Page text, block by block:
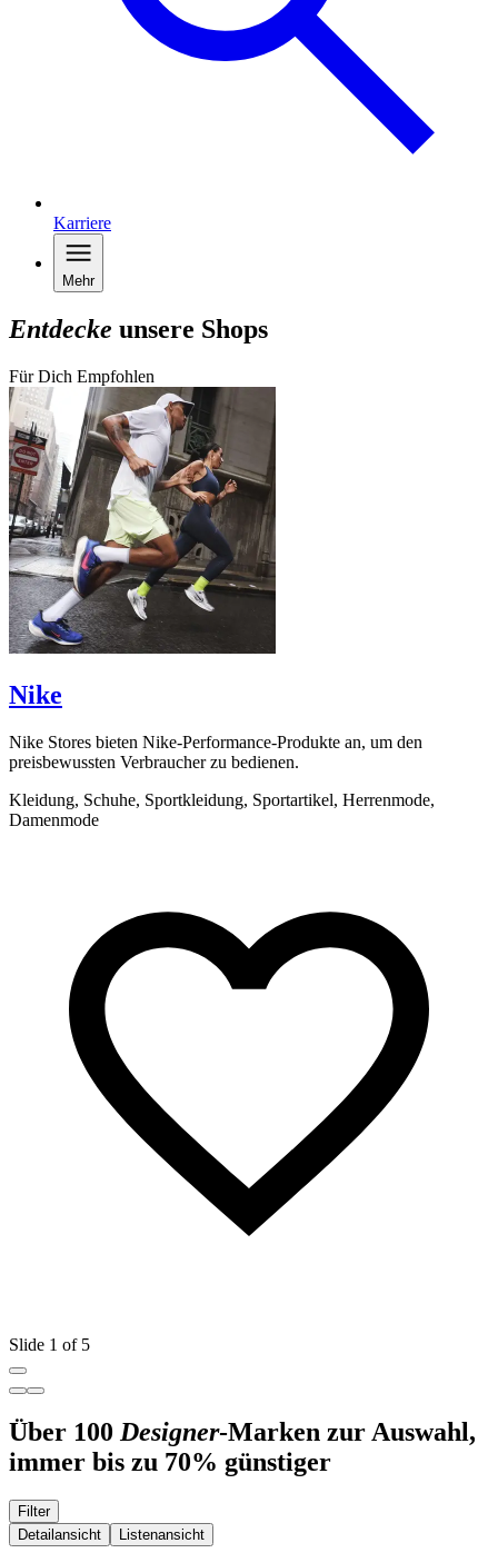
Karriere
Mehr
Entdecke unsere Shops
Für Dich Empfohlen
Nike
Nike Stores bieten Nike-Performance-Produkte an, um den
preisbewussten Verbraucher zu bedienen.
Kleidung, Schuhe, Sportkleidung, Sportartikel, Herrenmode,
Damenmode
Slide 1 of 5
Über 100 Designer-Marken zur Auswahl,
immer bis zu 70% günstiger
Filter
Detailansicht
Listenansicht